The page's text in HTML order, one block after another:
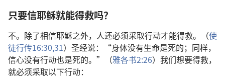
只要信耶稣就能得救吗？
不。除了相信耶稣之外，人还必须采取行动才能得救。（使
徒行传16:30,31）圣经说：“身体没有生命是死的；同样，
信心没有行动也是死的。”（雅各书2:26）我们想要得救，
就必须采取以下行动：